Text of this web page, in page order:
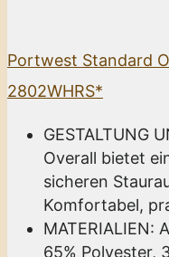
Portwest Standard
2802WHRS*
GESTALTUNG
Overall bietet
sicheren
Komfortabel,
MATERIALIEN:
65% Polyester,